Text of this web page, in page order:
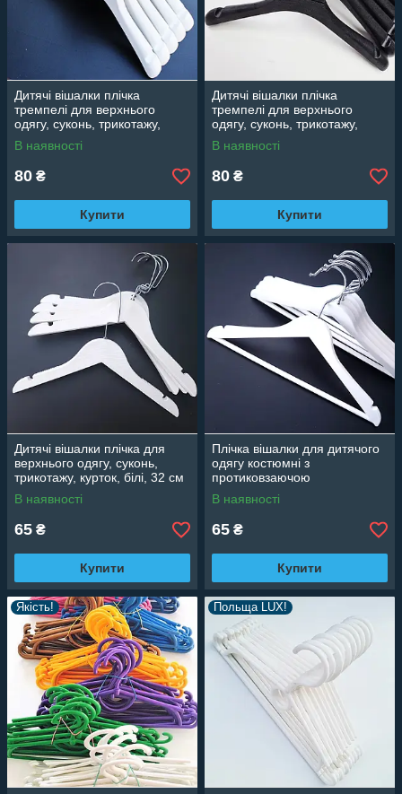
Дитячі вішалки плічка
тремпелі для верхнього
одягу, суконь, трикотажу,
курток, білі Лофт, 32 см
В наявності
80 ₴
Купити
Дитячі вішалки плічка
тремпелі для верхнього
одягу, суконь, трикотажу,
курток, 32 см
В наявності
80 ₴
Купити
Дитячі вішалки плічка для
верхнього одягу, суконь,
трикотажу, курток, білі, 32 см
В наявності
65 ₴
Купити
Плічка вішалки для дитячого
одягу костюмні з
протиковзаючою
перекладиною, 32 см
В наявності
65 ₴
Купити
Якість! Польща LUX!